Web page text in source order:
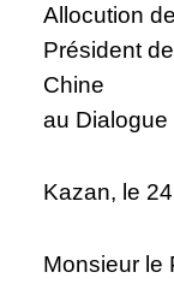
Allocution
Président
Chine
au Dialogue
Kazan, le
Monsieur le